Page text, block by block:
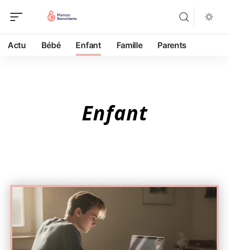
Actu Bébé Enfant Famille Parents
Enfant